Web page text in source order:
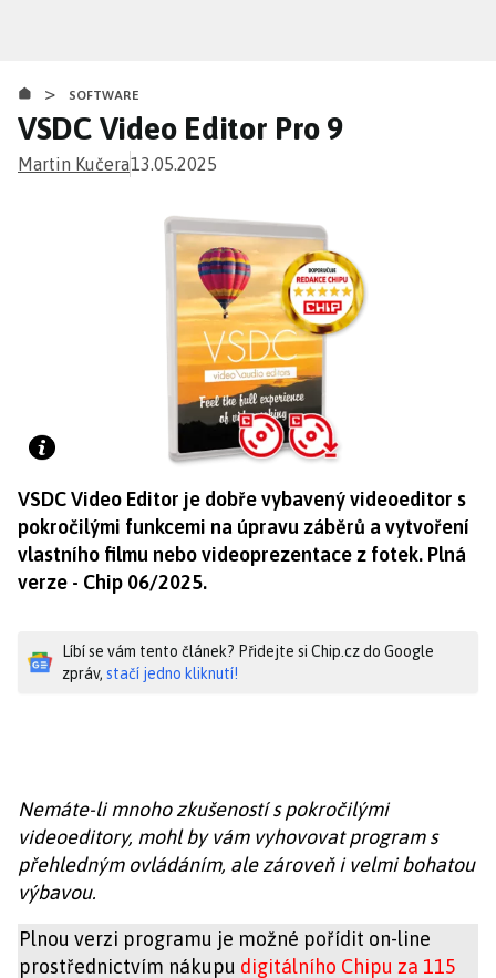
obsahu
> SOFTWARE
VSDC Video Editor Pro 9
Martin Kučera13.05.2025
VSDC Video Editor je dobře vybavený videoeditor s
pokročilými funkcemi na úpravu záběrů a vytvoření
vlastního filmu nebo videoprezentace z fotek. Plná
verze - Chip 06/2025.
Líbí se vám tento článek? Přidejte si Chip.cz do Google
zpráv, stačí jedno kliknutí!
Nemáte-li mnoho zkušeností s pokročilými
videoeditory, mohl by vám vyhovovat program s
přehledným ovládáním, ale zároveň i velmi bohatou
výbavou.
Plnou verzi programu je možné pořídit on-line
prostřednictvím nákupu digitálního Chipu za 115